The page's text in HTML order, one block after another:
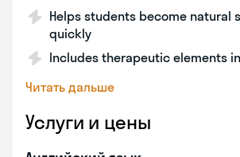
Helps students become natural
quickly
Includes therapeutic elements
Читать дальше
Услуги и цены